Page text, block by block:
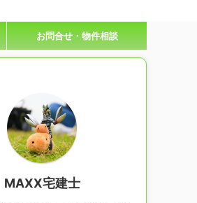
お問合せ・物件相談
MAXX宅建士